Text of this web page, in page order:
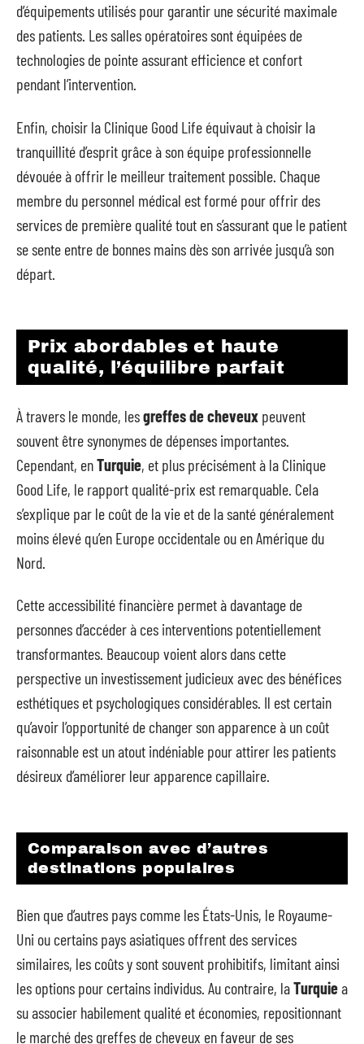
d’équipements utilisés pour garantir une sécurité maximale
des patients. Les salles opératoires sont équipées de
technologies de pointe assurant efficience et confort
pendant l’intervention.
Enfin, choisir la Clinique Good Life équivaut à choisir la
tranquillité d’esprit grâce à son équipe professionnelle
dévouée à offrir le meilleur traitement possible. Chaque
membre du personnel médical est formé pour offrir des
services de première qualité tout en s’assurant que le patient
se sente entre de bonnes mains dès son arrivée jusqu’à son
départ.
Prix abordables et haute
qualité, l’équilibre parfait
À travers le monde, lesgreffes de cheveux peuvent
souvent être synonymes de dépenses importantes.
Cependant, enTurquie, et plus précisément à la Clinique
Good Life, le rapport qualité-prix est remarquable. Cela
s’explique par le coût de la vie et de la santé généralement
moins élevé qu’en Europe occidentale ou en Amérique du
Nord.
Cette accessibilité financière permet à davantage de
personnes d’accéder à ces interventions potentiellement
transformantes. Beaucoup voient alors dans cette
perspective un investissement judicieux avec des bénéfices
esthétiques et psychologiques considérables. Il est certain
qu’avoir l’opportunité de changer son apparence à un coût
raisonnable est un atout indéniable pour attirer les patients
désireux d’améliorer leur apparence capillaire.
Comparaison avec d’autres
destinations populaires
Bien que d’autres pays comme les États-Unis, le Royaume-
Uni ou certains pays asiatiques offrent des services
similaires, les coûts y sont souvent prohibitifs, limitant ainsi
les options pour certains individus. Au contraire, laTurquiea
su associer habilement qualité et économies, repositionnant
le marché des greffes de cheveux en faveur de ses